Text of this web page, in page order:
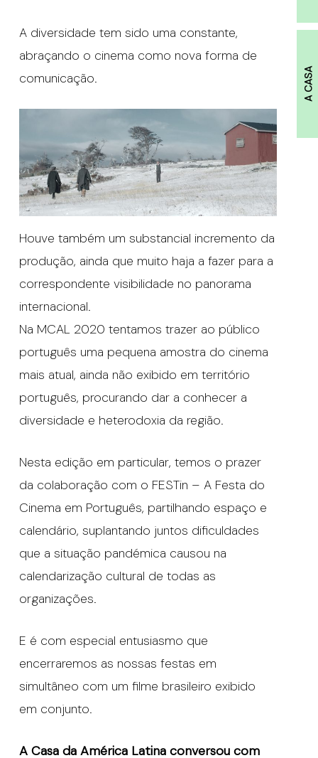
A CASA
A diversidade tem sido uma constante,
abraçando o cinema como nova forma de
comunicação.
Houve também um substancial incremento da
produção, ainda que muito haja a fazer para a
correspondente visibilidade no panorama
internacional.
Na MCAL 2020 tentamos trazer ao público
português uma pequena amostra do cinema
mais atual, ainda não exibido em território
português, procurando dar a conhecer a
diversidade e heterodoxia da região.
Nesta edição em particular, temos o prazer
da colaboração com o FESTin – A Festa do
Cinema em Português, partilhando espaço e
calendário, suplantando juntos dificuldades
que a situação pandémica causou na
calendarização cultural de todas as
organizações.
E é com especial entusiasmo que
encerraremos as nossas festas em
simultâneo com um filme brasileiro exibido
em conjunto.
A Casa da América Latina conversou com